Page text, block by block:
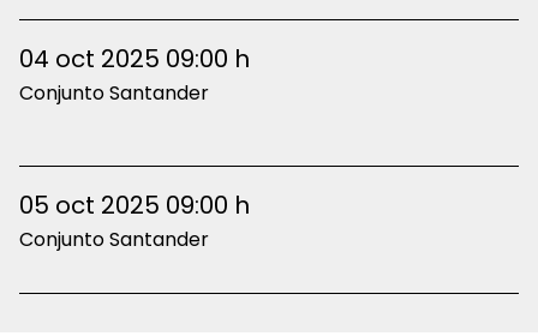
04 oct 2025 09:00 h
Conjunto Santander
05 oct 2025 09:00 h
Conjunto Santander